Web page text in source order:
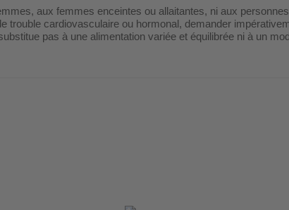
aux femmes enceintes ou allaitantes, ni aux
cardiovasculaire ou hormonal, demander
pas à une alimentation variée et équilibrée ni à un